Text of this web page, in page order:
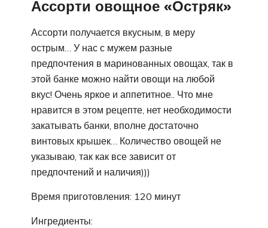
Ассорти овощное «Остряк»
Ассорти получается вкусным, в меру
острым… У нас с мужем разные
предпочтения в маринованных овощах, так в
этой банке можно найти овощи на любой
вкус! Очень яркое и аппетитное.. Что мне
нравится в этом рецепте, нет необходимости
закатывать банки, вполне достаточно
винтовых крышек… Количество овощей не
указываю, так как все зависит от
предпочтений и наличия)))
Время приготовления: 120 минут
Ингредиенты: